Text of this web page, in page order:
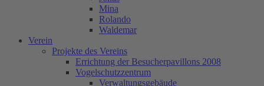
Mina
Rolando
Waldemar
Verein
Projekte des Vereins
Errichtung der Besucherpavillons 2008
Vogelschutzzentrum
Verwaltungsgebäude